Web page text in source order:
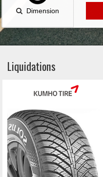
Dimension
Liquidations